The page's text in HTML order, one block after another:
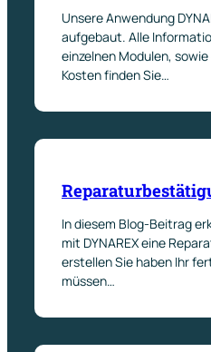
Unsere Anwendung
aufgebaut. Alle
einzelnen Modulen,
Kosten finden Sie…
In diesem Blog-Beitrag
mit DYNAREX eine
erstellen Sie haben Ihr
müssen…